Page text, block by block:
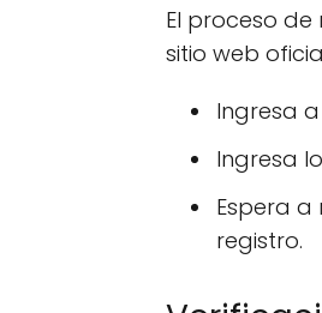
El proceso
sitio web
Ingresa
Ingresa
Espera
registro.